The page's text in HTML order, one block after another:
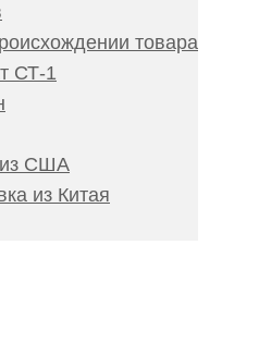
товара
СТ-1
из США
из Китая